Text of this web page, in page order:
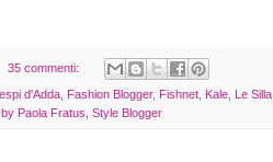
35 commenti:
d'Adda Fashion Blogger, Fishnet Kale Le Silla
Paola Fratus Style Blogger